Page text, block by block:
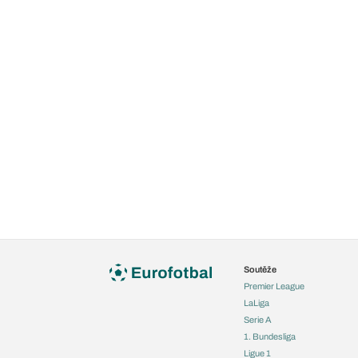
Soutěže
Premier League
LaLiga
Serie A
1. Bundesliga
Ligue 1